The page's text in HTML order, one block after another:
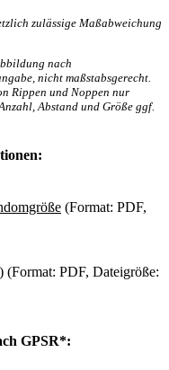
zulässige Maßabweichung
nach
nicht maßstabsgerecht.
Rippen und Noppen nur
Abstand und Größe ggf.
(Format: PDF,
(Format: PDF, Dateigröße:
GPSR*: